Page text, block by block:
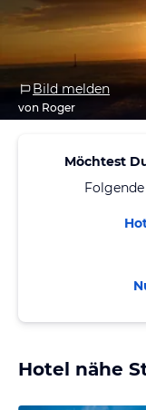
Bild melden
von Roger
Möchtest
Hotel nähe